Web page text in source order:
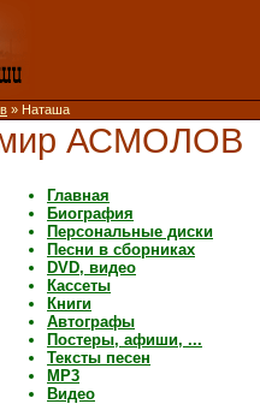
» Наташа
АСМОЛОВ
Главная
Биография
Персональные диски
Песни в сборниках
DVD, видео
Кассеты
Книги
Автографы
Постеры, афиши, ...
Тексты песен
MP3
Видео